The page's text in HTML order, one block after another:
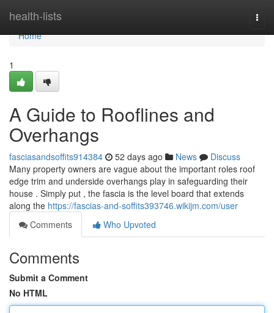
health-lists
Home
Home
1
A Guide to Rooflines and
Overhangs
fasciasandsoffits914384 52 days ago News
Discuss
Many property owners are vague about the important roles roof
edge trim and underside overhangs play in safeguarding their
house . Simply put , the fascia is the level board that extends
along the https://fascias-and-soffits393746.wikijm.com/user
Comments
Who Upvoted
Comments
Submit a Comment
No HTML